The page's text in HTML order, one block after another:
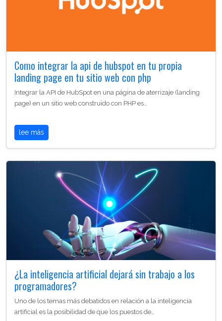
Como integrar la api de hubspot en tu propia
landing page en tu sitio web con php
Integrar la API de HubSpot en una página de aterrizaje (landing
page) en un sitio web construido con PHP es…
lee más
¿La inteligencia artificial dejará sin trabajo a los
programadores?
Uno de los temas más debatidos en relación a la inteligencia
artificial es la posibilidad de que los puestos de…